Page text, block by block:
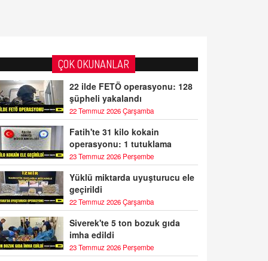
ÇOK OKUNANLAR
22 ilde FETÖ operasyonu: 128
şüpheli yakalandı
22 Temmuz 2026 Çarşamba
Fatih'te 31 kilo kokain
operasyonu: 1 tutuklama
23 Temmuz 2026 Perşembe
Yüklü miktarda uyuşturucu ele
geçirildi
22 Temmuz 2026 Çarşamba
Siverek'te 5 ton bozuk gıda
imha edildi
23 Temmuz 2026 Perşembe